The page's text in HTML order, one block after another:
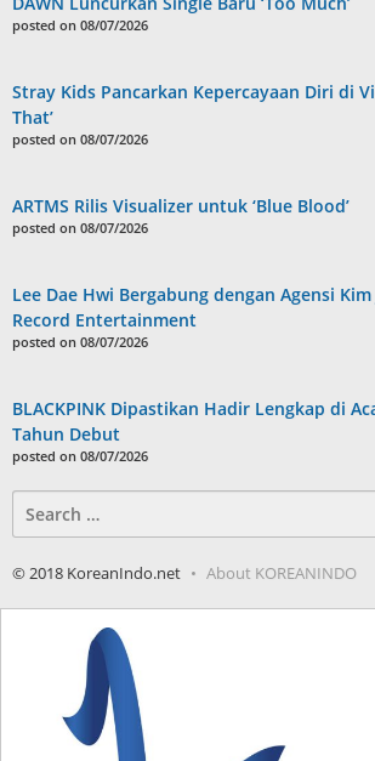
posted on 08/07/2026
Stray Kids Pancarkan Kepercayaan Diri di
That’
posted on 08/07/2026
ARTMS Rilis Visualizer untuk ‘Blue Blood’
posted on 08/07/2026
Lee Dae Hwi Bergabung dengan Agensi
Record Entertainment
posted on 08/07/2026
BLACKPINK Dipastikan Hadir Lengkap di
Tahun Debut
posted on 08/07/2026
for:
© 2018 KoreanIndo.net About KOREANINDO